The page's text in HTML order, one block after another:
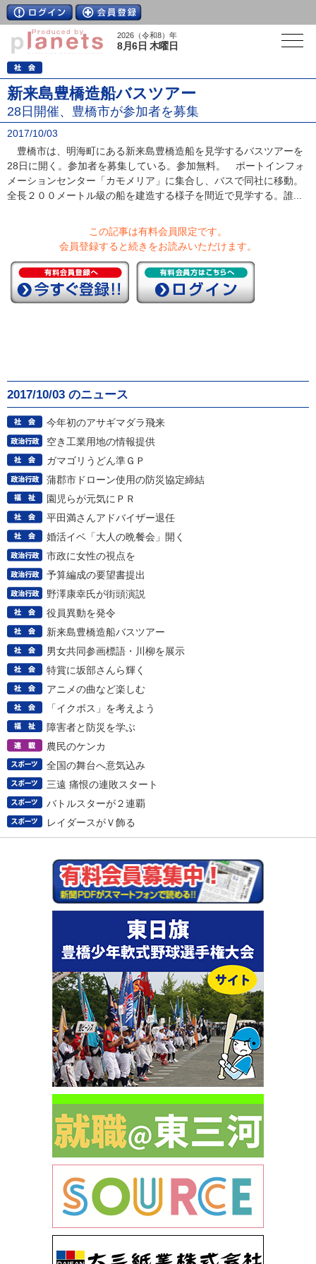
2026（令和8）年
8月6日 木曜日
新来島豊橋造船バスツアー
28日開催、豊橋市が参加者を募集
2017/10/03
豊橋市は、明海町にある新来島豊橋造船を見学するバスツアーを
28日に開く。参加者を募集している。参加無料。 ポートインフォ
メーションセンター「カモメリア」に集合し、バスで同社に移動。
全長２００メートル級の船を建造する様子を間近で見学する。誰...
この記事は有料会員限定です。
会員登録すると続きをお読みいただけます。
2017/10/03 のニュース
今年初のアサギマダラ飛来
空き工業用地の情報提供
ガマゴリうどん準ＧＰ
蒲郡市ドローン使用の防災協定締結
園児らが元気にＰＲ
平田満さんアドバイザー退任
婚活イベ「大人の晩餐会」開く
市政に女性の視点を
予算編成の要望書提出
野澤康幸氏が街頭演説
役員異動を発令
新来島豊橋造船バスツアー
男女共同参画標語・川柳を展示
特賞に坂部さんら輝く
アニメの曲など楽しむ
「イクボス」を考えよう
障害者と防災を学ぶ
農民のケンカ
全国の舞台へ意気込み
三遠 痛恨の連敗スタート
バトルスターが２連覇
レイダースがＶ飾る